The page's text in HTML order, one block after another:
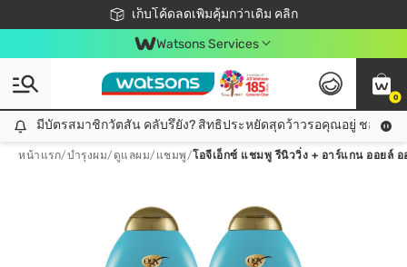
เก็บโค้ดลดเพิ่มคุ้มกว่าเดิม คลิก
ชอปออนไลน์ครั้งแรก ลดเพิ่มจุก ๆ 10%! 🎉
📦ส่งฟรี! เมื่อชอป 499฿
สมาชิกวัตสัน คลับดียังไง?
Watsons Services
0
มีบัตรสมาชิกวัตสัน คลับรึยัง? สิทธิประหยัดสุดว้าวรอคุณอยู่ ชอปคุ้มกว่าเดิม คลิก!
มีบัตรสมาชิกวัตสัน คลับรึยัง? สิทธิประหยัดสุดว้าวรอคุณอยู่ ชอปคุ้มก
หน้าแรก/บำรุงผม/ ดูแลผม/ แชมพู/โอจีเอ็กซ์ แชมพู รีนิววิ่ง + อาร์แกน ออยล์